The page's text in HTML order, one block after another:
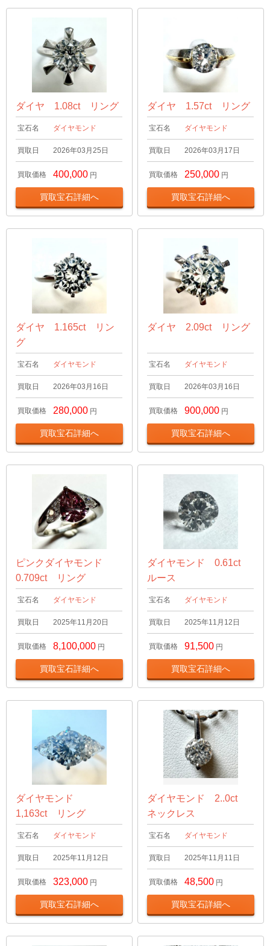
ダイヤ 1.08ct リング
宝石名 ダイヤモンド
買取日 2026年03月25日
買取価格 400,000 円
買取宝石詳細へ
ダイヤ 1.57ct リング
宝石名 ダイヤモンド
買取日 2026年03月17日
買取価格 250,000 円
買取宝石詳細へ
ダイヤ 1.165ct リン
グ
宝石名 ダイヤモンド
買取日 2026年03月16日
買取価格 280,000 円
買取宝石詳細へ
ダイヤ 2.09ct リング
宝石名 ダイヤモンド
買取日 2026年03月16日
買取価格 900,000 円
買取宝石詳細へ
ピンクダイヤモンド
0.709ct リング
宝石名 ダイヤモンド
買取日 2025年11月20日
買取価格 8,100,000 円
買取宝石詳細へ
ダイヤモンド 0.61ct
ルース
宝石名 ダイヤモンド
買取日 2025年11月12日
買取価格 91,500 円
買取宝石詳細へ
ダイヤモンド
1,163ct リング
宝石名 ダイヤモンド
買取日 2025年11月12日
買取価格 323,000 円
買取宝石詳細へ
ダイヤモンド 2..0ct
ネックレス
宝石名 ダイヤモンド
買取日 2025年11月11日
買取価格 48,500 円
買取宝石詳細へ